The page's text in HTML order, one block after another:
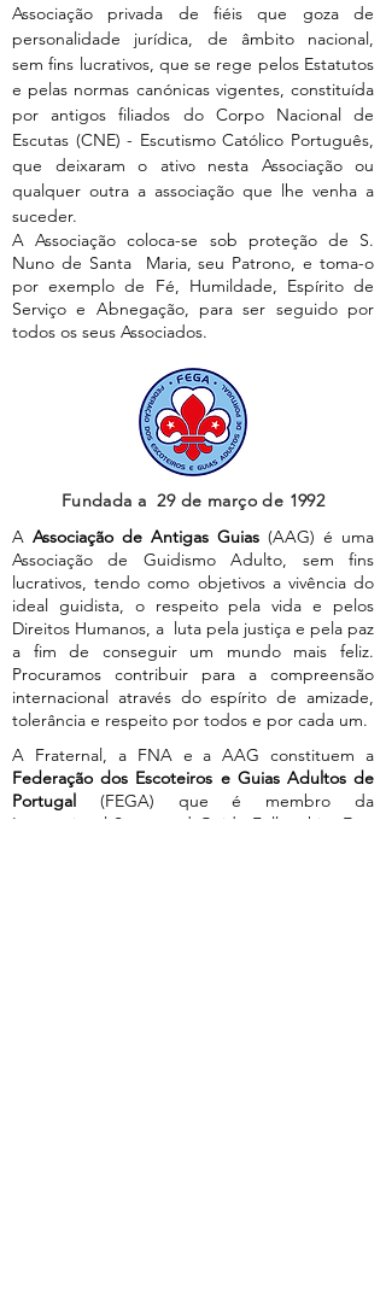
Associação privada de fiéis que goza de
personalidade jurídica, de âmbito nacional,
sem fins lucrativos, que se rege pelos Estatutos
e pelas normas canónicas vigentes, constituída
por antigos filiados do Corpo Nacional de
Escutas (CNE) - Escutismo Católico Português,
que deixaram o ativo nesta Associação ou
qualquer outra a associação que lhe venha a
suceder.
A Associação coloca-se sob proteção de S.
Nuno de Santa Maria, seu Patrono, e toma-o
por exemplo de Fé, Humildade, Espírito de
Serviço e Abnegação, para ser seguido por
todos os seus Associados.
Fundada a 29 de março de 1992
A Associação de Antigas Guias (AAG) é uma
Associação de Guidismo Adulto, sem fins
lucrativos, tendo como objetivos a vivência do
ideal guidista, o respeito pela vida e pelos
Direitos Humanos, a luta pela justiça e pela paz
a fim de conseguir um mundo mais feliz.
Procuramos contribuir para a compreensão
internacional através do espírito de amizade,
tolerância e respeito por todos e por cada um.
A Fraternal, a FNA e a AAG constituem a
Federação dos Escoteiros e Guias Adultos de
Portugal (FEGA) que é membro da
International Scout and Guide Fellowship. Esta